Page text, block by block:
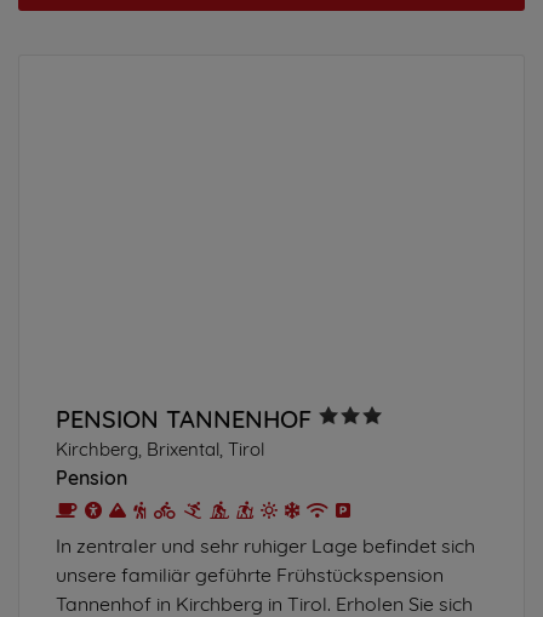
PENSION TANNENHOF
Kirchberg, Brixental, Tirol
Pension
In zentraler und sehr ruhiger Lage befindet sich
unsere familiär geführte Frühstückspension
Tannenhof in Kirchberg in Tirol. Erholen Sie sich